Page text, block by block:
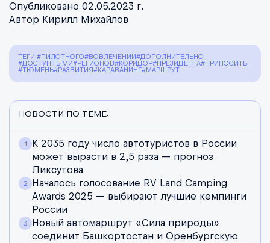
Опубликовано 02.05.2023 г.
Автор Кирилл Михайлов
ТЕГИ:#ПИЛОТНОГО#ВОВЛЕЧЕНИИ#ДОПОЛНИТЕЛЬНО
#ДОСТУПНЫМИ#РЕГИОНОВ#КОРИДОР#ПРЕЗИДЕНТА#ПРИНОСИТЬ
#ТЮМЕНЬ#РАЗВИТИЯ#КАРАВАНИНГ#МАРШРУТ
НОВОСТИ ПО ТЕМЕ:
К 2035 году число автотуристов в России
может вырасти в 2,5 раза — прогноз
Ликсутова
Началось голосование RV Land Camping
Awards 2025 — выбирают лучшие кемпинги
России
Новый автомаршрут «Сила природы»
соединит Башкортостан и Оренбургскую